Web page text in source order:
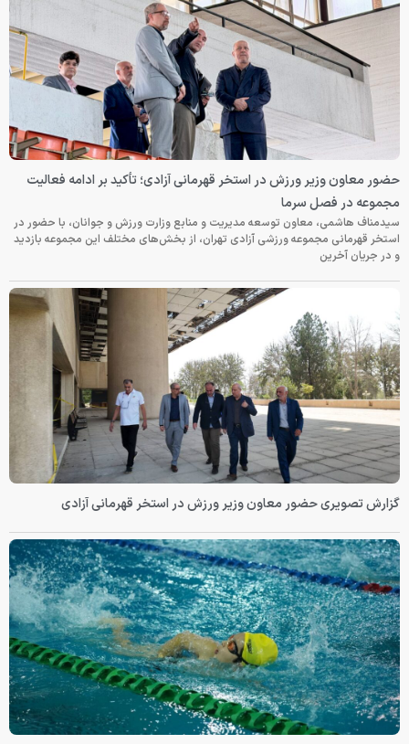
حضور معاون وزیر ورزش در استخر قهرمانی آزادی؛ تأکید بر ادامه فعالیت
مجموعه در فصل سرما
سیدمناف هاشمی، معاون توسعه مدیریت و منابع وزارت ورزش و جوانان، با حضور در
استخر قهرمانی مجموعه ورزشی آزادی تهران، از بخش‌های مختلف این مجموعه بازدید
و در جریان آخرین
گزارش تصویری حضور معاون وزیر ورزش در استخر قهرمانی آزادی